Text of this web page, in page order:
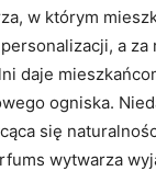
w którym
a
daje
ogniska.
się
wytwarza